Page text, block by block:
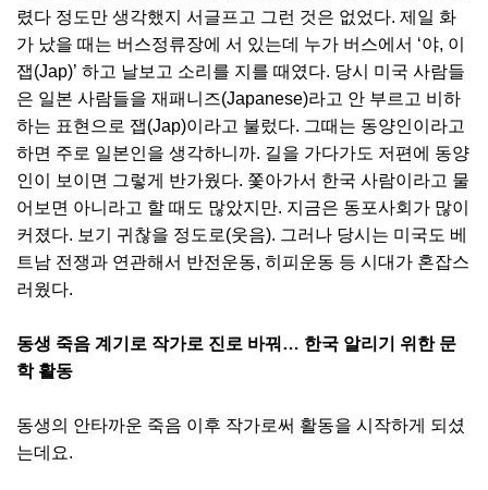
렸다 정도만 생각했지 서글프고 그런 것은 없었다. 제일 화
가 났을 때는 버스정류장에 서 있는데 누가 버스에서 ‘야, 이
잽(Jap)’ 하고 날보고 소리를 지를 때였다. 당시 미국 사람들
은 일본 사람들을 재패니즈(Japanese)라고 안 부르고 비하
하는 표현으로 잽(Jap)이라고 불렀다. 그때는 동양인이라고
하면 주로 일본인을 생각하니까. 길을 가다가도 저편에 동양
인이 보이면 그렇게 반가웠다. 쫓아가서 한국 사람이라고 물
어보면 아니라고 할 때도 많았지만. 지금은 동포사회가 많이
커졌다. 보기 귀찮을 정도로(웃음). 그러나 당시는 미국도 베
트남 전쟁과 연관해서 반전운동, 히피운동 등 시대가 혼잡스
러웠다.
동생 죽음 계기로 작가로 진로 바꿔… 한국 알리기 위한 문
학 활동
동생의 안타까운 죽음 이후 작가로써 활동을 시작하게 되셨
는데요.